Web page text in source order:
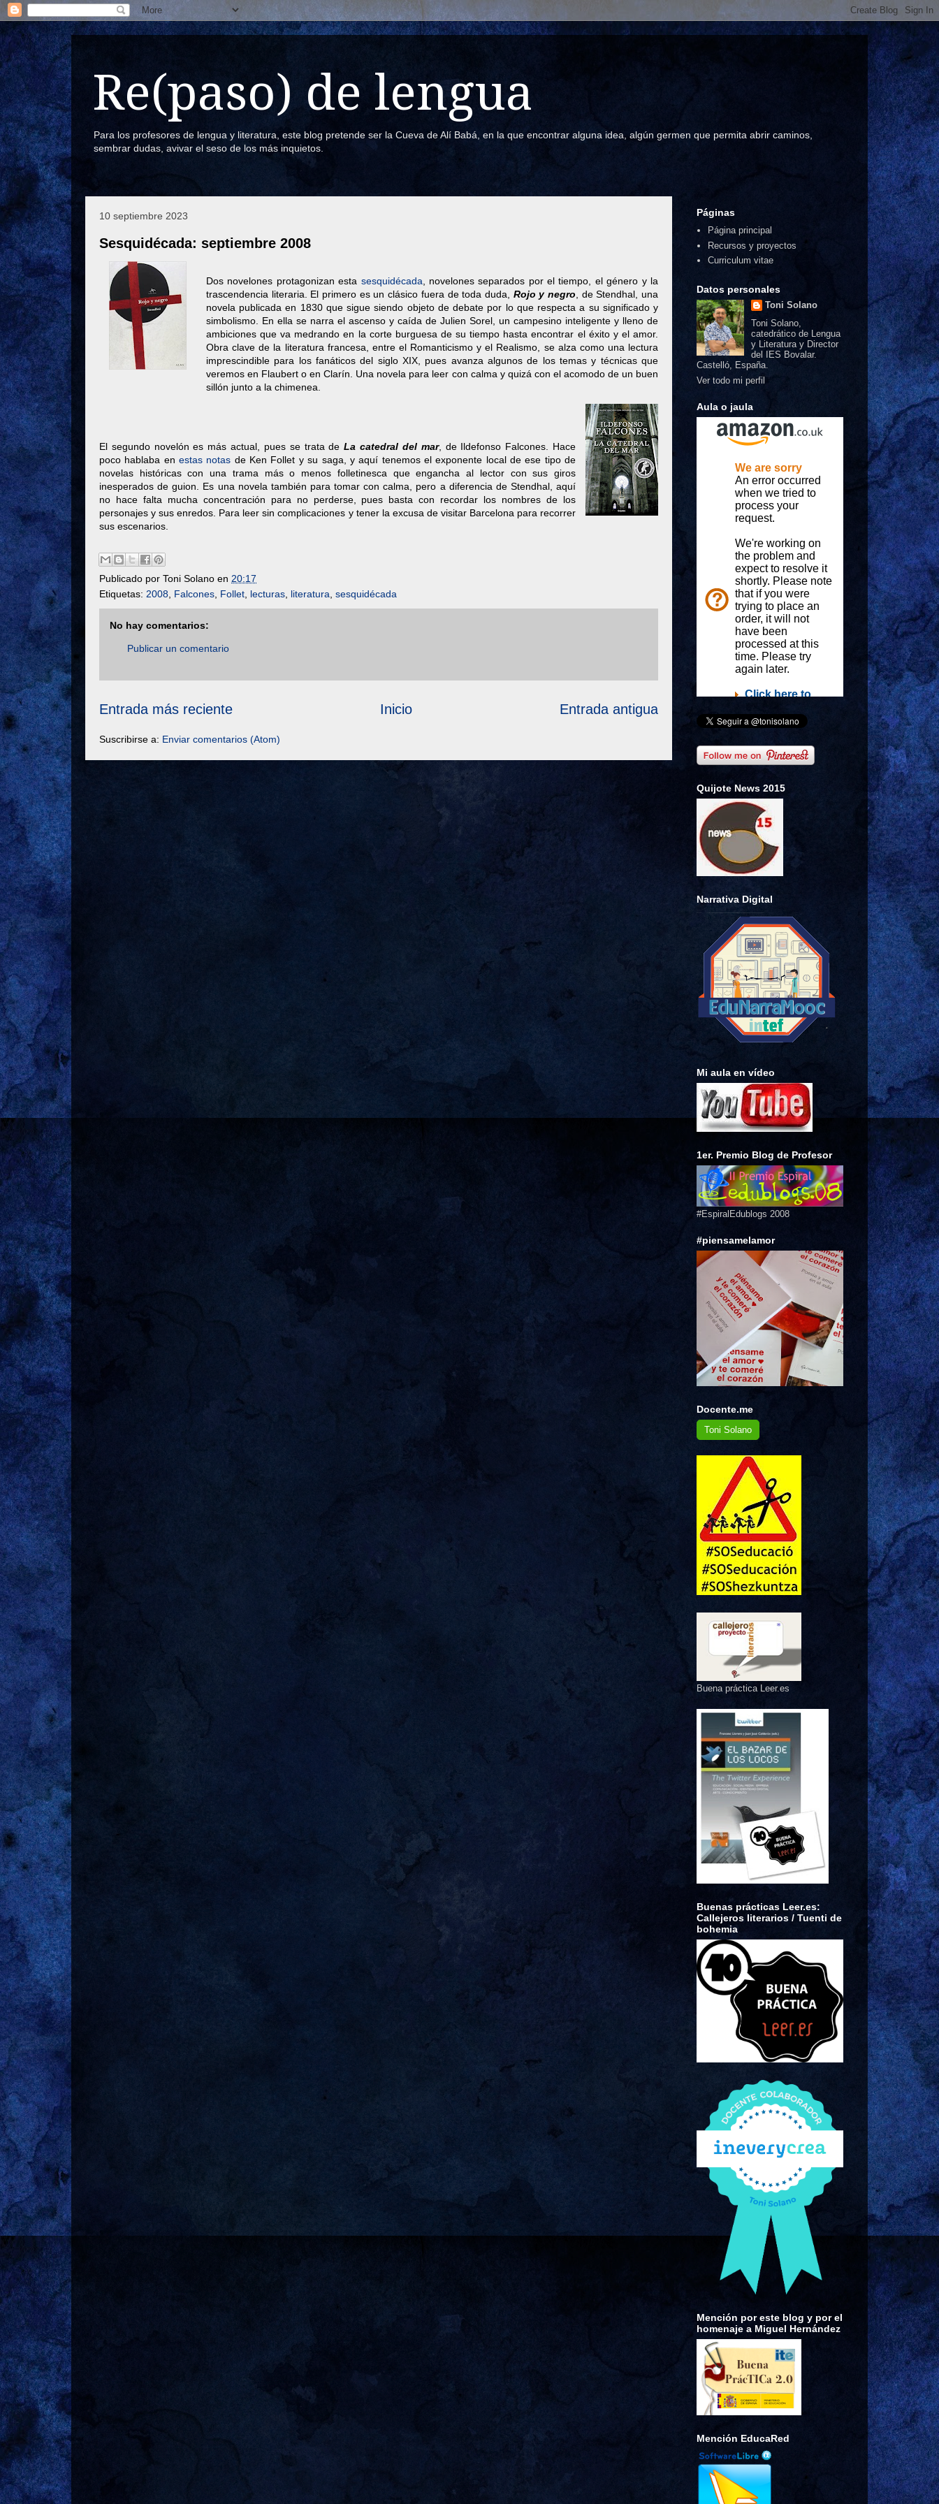
Re(paso) de lengua
Para los profesores de lengua y literatura, este blog pretende ser la Cueva de Alí Babá, en la que encontrar alguna idea, algún germen que permita abrir caminos,
sembrar dudas, avivar el seso de los más inquietos.
10 septiembre 2023
Sesquidécada: septiembre 2008
Dos novelones protagonizan esta sesquidécada , novelones separados por el tiempo, el género y la
trascendencia literaria. El primero es un clásico fuera de toda duda,
Rojo y negro , de Stendhal, una
novela publicada en 1830 que sigue siendo objeto de debate por lo que respecta a su significado y
simbolismo. En ella se narra el ascenso y caída de Julien Sorel, un campesino inteligente y lleno de
ambiciones que va medrando en la corte burguesa de su tiempo hasta encontrar el éxito y el amor.
Obra clave de la literatura francesa, entre el Romanticismo y el Realismo, se alza como una lectura
imprescindible para los fanáticos del siglo XIX, pues avanza algunos de los temas y técnicas que
veremos en Flaubert o en Clarín. Una novela para leer con calma y quizá con el acomodo de un buen
sillón junto a la chimenea.
El segundo novelón es más actual, pues se trata de La catedral del mar, de Ildefonso Falcones. Hace
poco hablaba enestas notas de Ken Follet y su saga, y aquí tenemos el exponente local de ese tipo de
novelas históricas con una trama más o menos folletinesca que engancha al lector con sus giros
inesperados de guion. Es una novela también para tomar con calma, pero a diferencia de Stendhal, aquí
no hace falta mucha concentración para no perderse, pues basta con recordar los nombres de los
personajes y sus enredos. Para leer sin complicaciones y tener la excusa de visitar Barcelona para recorrer
sus escenarios.
Publicado por Toni Solano en 20:17
Etiquetas: 2008 Falcones Follet lecturas literatura sesquidécada
No hay comentarios:
Publicar un comentario
Entrada más reciente Entrada antigua
Inicio
Suscribirse a: Enviar comentarios (Atom)
Páginas
Página principal
Recursos y proyectos
Curriculum vitae
Datos personales
Toni Solano
Toni Solano,
catedrático de Lengua
y Literatura y Director
del IES Bovalar.
Castelló, España.
Ver todo mi perfil
Aula o jaula
Quijote News 2015
Narrativa Digital
Mi aula en vídeo
1er. Premio Blog de Profesor
#EspiralEdublogs 2008
#piensamelamor
Docente.me
Toni Solano
Buena práctica Leer.es
Buenas prácticas Leer.es:
Callejeros literarios / Tuenti de
bohemia
Mención por este blog y por el
homenaje a Miguel Hernández
Mención EducaRed